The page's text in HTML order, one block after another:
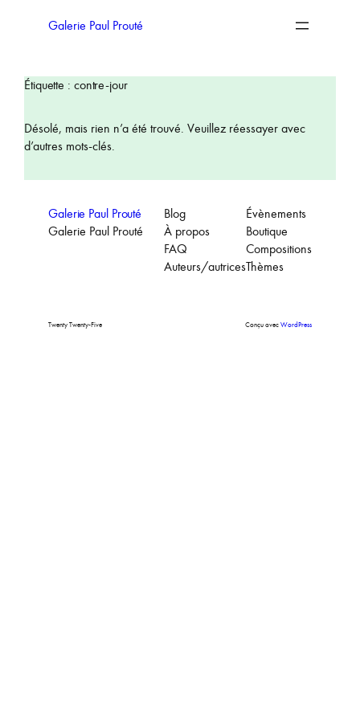
Galerie Paul Prouté
Étiquette : contre-jour
Désolé, mais rien n’a été trouvé. Veuillez réessayer avec
d’autres mots-clés.
Galerie Paul Prouté
Galerie Paul Prouté
Blog
À propos
FAQ
Auteurs/autrices
Évènements
Boutique
Compositions
Thèmes
Twenty Twenty-Five Conçu avecWordPress